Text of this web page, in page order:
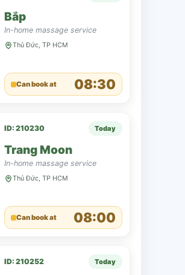
Bắp
In-home massage service
Thủ Đức, TP HCM
Can book at 08:30
ID: 210230 Today
Trang Moon
In-home massage service
Thủ Đức, TP HCM
Can book at 08:00
ID: 210252 Today